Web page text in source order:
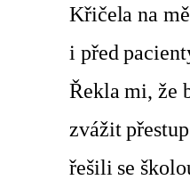
Křičela na
i před
Řekla mi, že
zvážit
řešili se